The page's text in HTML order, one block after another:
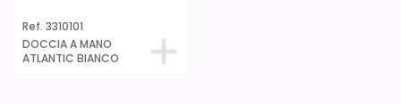
Ref. 3310101
DOCCIA A MANO
ATLANTIC BIANCO